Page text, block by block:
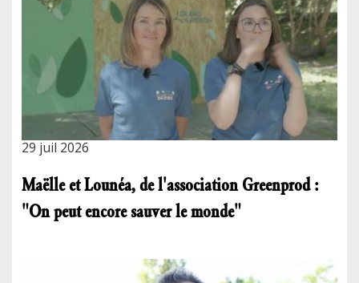
29 juil 2026
Maëlle et Lounéa, de l'association Greenprod :
"On peut encore sauver le monde"